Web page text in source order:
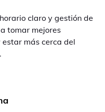
claro y gestión de
tomar mejores
más cerca del